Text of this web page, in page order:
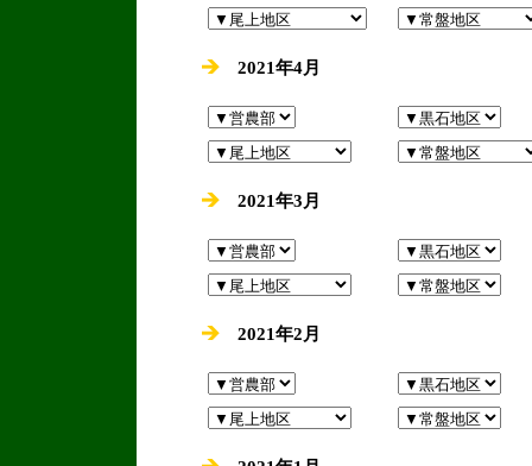
2021年4月
2021年3月
2021年2月